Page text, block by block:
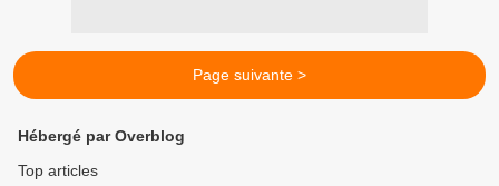
Page suivante >
Hébergé par Overblog
Top articles